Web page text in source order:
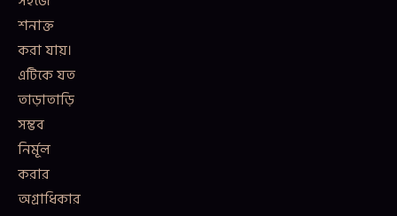
শনাক্ত
করা যায়।
এটিকে যত
তাড়াতাড়ি
সম্ভব
নির্মূল
করার
অগ্রাধিকার